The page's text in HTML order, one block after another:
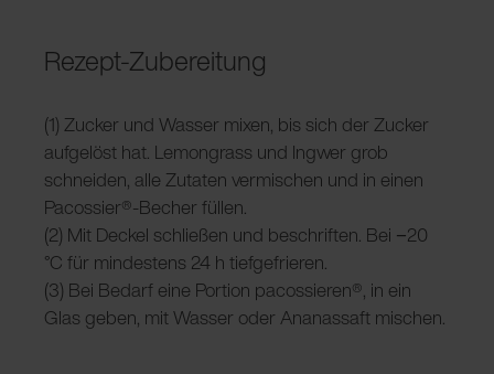
Rezept-Zubereitung
(1) Zucker und Wasser mixen, bis sich der Zucker
aufgelöst hat. Lemongrass und Ingwer grob
schneiden, alle Zutaten vermischen und in einen
Pacossier®-Becher füllen.
(2) Mit Deckel schließen und beschriften. Bei −20
°C für mindestens 24 h tiefgefrieren.
(3) Bei Bedarf eine Portion pacossieren®, in ein
Glas geben, mit Wasser oder Ananassaft mischen.